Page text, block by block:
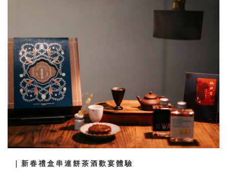
新春禮盒串連餅茶酒歡宴體驗